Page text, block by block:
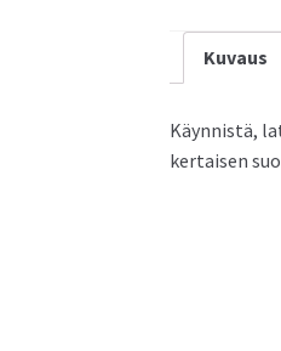
Kuvaus
Käynnistä,
kertaisen